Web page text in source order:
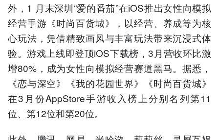
外，1 月末深圳“爱的番茄”在iOS推出女性向模拟
经营手游《时尚百货城》，以经营、养成等为核
心玩法，凭借精致画风与丰富玩法带来沉浸式体
验。游戏上线即登顶iOS下载榜，3月营收环比激
增80%，成为女性向模拟经营赛道黑马。据悉，
《恋与深空》《我的花园世界》《时尚百货城》
在3月份AppStore手游收入榜上分别名列第11
位、第12位和第20位。